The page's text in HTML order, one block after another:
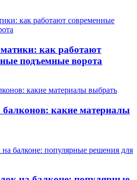
как работают
подъемные ворота
какие материалы